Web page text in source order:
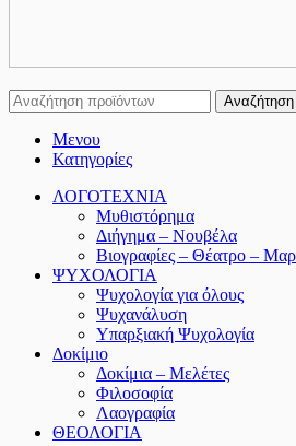
Αναζήτηση
Μενου
Κατηγορίες
ΛΟΓΟΤΕΧΝΙΑ
Μυθιστόρημα
Διήγημα – Νουβέλα
Βιογραφίες – Θέατρο –
ΨΥΧΟΛΟΓΙΑ
Ψυχολογία για όλους
Ψυχανάλυση
Υπαρξιακή Ψυχολογία
Δοκίμιο
Δοκίμια – Μελέτες
Φιλοσοφία
Λαογραφία
ΘΕΟΛΟΓΙΑ